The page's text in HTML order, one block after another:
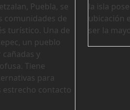
Puebla, se
comunidades de
turístico. Una de
un pueblo
y
Tiene
para
estrecho contacto
la isla
ubicación
ser la